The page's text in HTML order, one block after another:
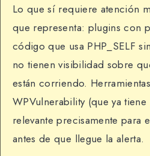
Lo que sí requiere atención
que representa: plugins con
código que usa PHP_SELF
no tienen visibilidad sobre
están corriendo.
WPVulnerability (que ya
relevante precisamente para
antes de que llegue la alerta.